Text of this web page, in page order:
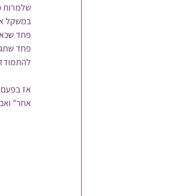
שלמרות
במשקל
פחד
פחד
אז בפעם
אחר"